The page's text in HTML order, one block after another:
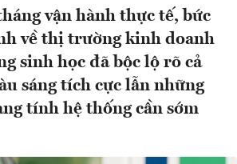
vận hành thực tế, bức
về thị trường kinh doanh
sinh học đã bộc lộ rõ cả
sáng tích cực lẫn những
tính hệ thống cần sớm